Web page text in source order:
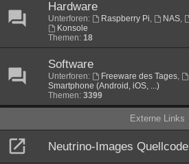
Hardware
Unterforen: Raspberry Pi, NAS,
Konsole
Themen: 18
Software
Unterforen: Freeware des Tages,
Smartphone (Android, iOS, ...)
Themen: 3399
Externe Links
Neutrino-Images Quellcode